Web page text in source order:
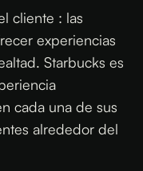
cliente : las
experiencias
Starbucks es
cada una de sus
alrededor del